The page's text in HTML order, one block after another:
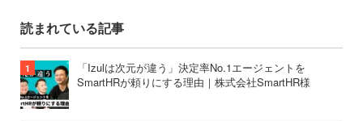
読まれている記事
「Izulは次元が違う」決定率No.1エージェントを
SmartHRが頼りにする理由｜株式会社SmartHR様